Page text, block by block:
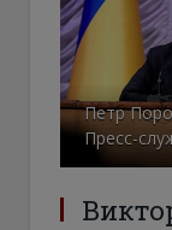
Петр
Пресс-